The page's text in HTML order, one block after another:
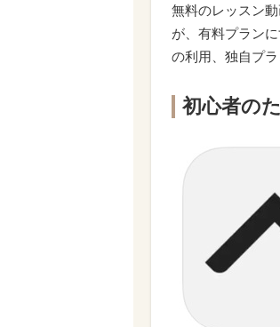
無料のレッスン
が、有料プラン
の利用、独自プ
初心者の